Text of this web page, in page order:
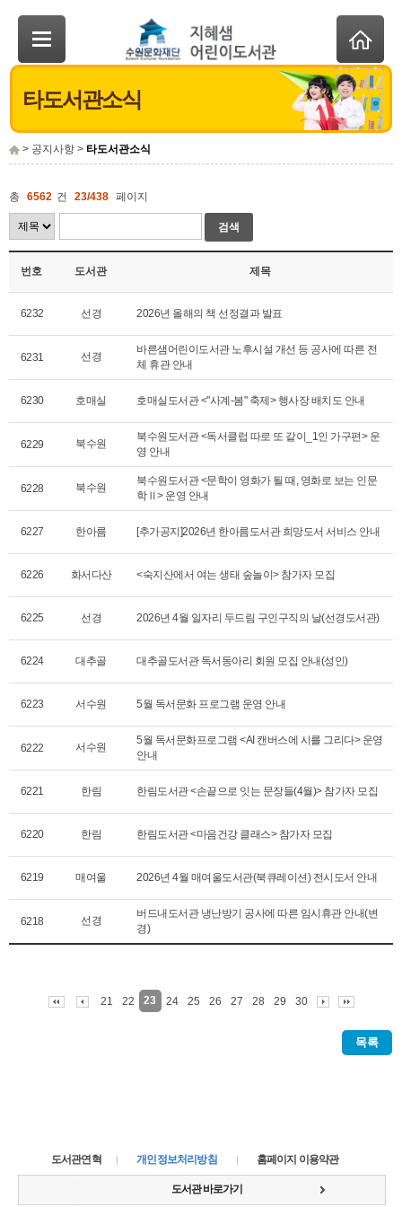
> 공지사항 > 타도서관소식
타도서관소식
총 6562 건 23/438 페이지
검색
번호 도서관 제목
6232 선경 2026년 올해의 책 선정결과 발표
6231 선경
바른샘어린이도서관 노후시설 개선 등 공사에 따른 전
체 휴관 안내
6230 호매실 호매실도서관 <"사계-봄" 축제> 행사장 배치도 안내
6229 북수원
북수원도서관 <독서클럽 따로 또 같이_1인 가구편> 운
영 안내
6228 북수원
북수원도서관 <문학이 영화가 될 때, 영화로 보는 인문
학Ⅱ> 운영 안내
6227 한아름 [추가공지]2026년 한아름도서관 희망도서 서비스 안내
6226 화서다산 <숙지산에서 여는 생태 숲놀이> 참가자 모집
6225 선경 2026년 4월 일자리 두드림 구인구직의 날(선경도서관)
6224 대추골 대추골도서관 독서동아리 회원 모집 안내(성인)
6223 서수원 5월 독서문화 프로그램 운영 안내
6222 서수원
5월 독서문화프로그램 <AI 캔버스에 시를 그리다> 운영
안내
6221 한림 한림도서관 <손끝으로 잇는 문장들(4월)> 참가자 모집
6220 한림 한림도서관 <마음건강 클래스> 참가자 모집
6219 매여울 2026년 4월 매여울도서관(북큐레이션) 전시도서 안내
6218 선경
버드내도서관 냉난방기 공사에 따른 임시휴관 안내(변
경)
21 22 23 24 25 26 27 28 29 30
목록
도서관연혁 개인정보처리방침 홈페이지 이용약관
도서관 바로가기